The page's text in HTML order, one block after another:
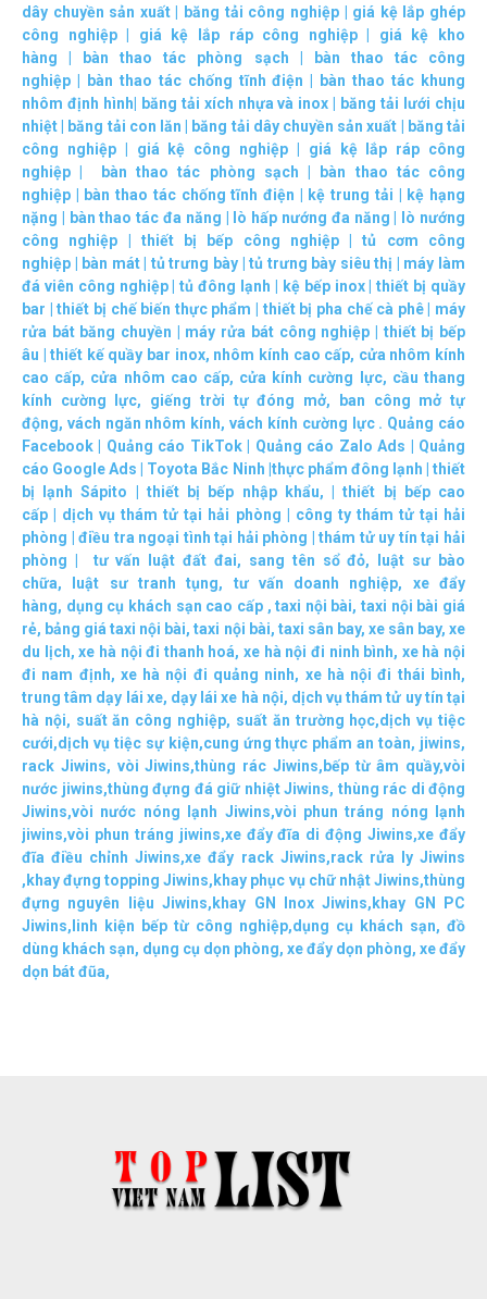
dây chuyền sản xuất| băng tải công nghiệp| giá kệ lắp ghép
công nghiệp| giá kệ lắp ráp công nghiệp| giá kệ kho
hàng
bàn thao tác phòng sạch
bàn thao tác công
nghiệp
bàn thao tác chống tĩnh điện
bàn thao tác khung
nhôm định hình
băng tải xích nhựa và inox
băng tải lưới chịu
nhiệt
băng tải con lăn băng tải dây chuyền sản xuất
băng tải
công nghiệp| giá kệ công nghiệp
giá kệ lắp ráp công
nghiệp
bàn thao tác phòng sạch
bàn thao tác công
nghiệp
bàn thao tác chống tĩnh điện kệ trung tải
kệ hạng
nặng
bàn thao tác đa năng lò hấp nướng đa năng
lò nướng
công nghiệp
thiết bị bếp công nghiệp|tủ cơm công
nghiệp
bàn mát| tủ trưng bày|tủ trưng bày siêu thị
máy làm
đá viên công nghiệp|tủ đông lạnh kệ bếp inox|thiết bị quầy
bar |thiết bị chế biến thực phẩm thiết bị pha chế cà phê| máy
rửa bát băng chuyền
máy rửa bát công nghiệp
thiết bị bếp
âu |thiết kế quầy bar inox, nhôm kính cao cấp, cửa nhôm kính
cao cấp, cửa nhôm cao cấp, cửa kính cường lực, cầu thang
kính cường lực, giếng trời tự đóng mở,
ban công mở tự
động, vách ngăn nhôm kính,vách kính cường lực. Quảng cáo
Facebook
Quảng cáo TikTok| Quảng cáo Zalo Ads
Quảng
cáo Google Ads
Toyota Bắc Ninh | thực phẩm đông lạnh |thiết
bị lạnh Sápito
thiết bị bếp nhập khẩu, |thiết bị bếp cao
cấp
dịch vụ thám tử tại hải phòng
công ty thám tử tại hải
phòng |điều tra ngoại tình tại hải phòng |thám tử uy tín tại hải
phòng
tư vấn luật đất đai, sang tên sổ đỏ,
luật sư bào
chữa, luật sư tranh tụng, tư vấn doanh nghiệp, xe đẩy
hàng, dụng cụ khách sạn cao cấp,taxi nội bài,taxi nội bài giá
rẻ, bảng giá taxi nội bài,taxi nội bài, taxi sân bay, xe sân bay,xe
du lịch,xe hà nội đi thanh hoá, xe hà nội đi ninh bình, xe hà nội
đi nam định, xe hà nội đi quảng ninh, xe hà nội đi thái bình,
trung tâm dạy lái xe, dạy lái xe hà nội, dịch vụ thám tử uy tín tại
hà nội, suất ăn công nghiệp, suất ăn trường học,dịch vụ tiệc
cưới,dịch vụ tiệc sự kiện,cung ứng thực phẩm an toàn, jiwins,
rack Jiwins, vòi Jiwins,thùng rác Jiwins,bếp từ âm quầy,vòi
nước jiwins,thùng đựng đá giữ nhiệt Jiwins, thùng rác di động
Jiwins,vòi nước nóng lạnh Jiwins,vòi phun tráng nóng lạnh
jiwins,vòi phun tráng jiwins,xe đẩy đĩa di động Jiwins,xe đẩy
đĩa điều chỉnh Jiwins,xe đẩy rack Jiwins,rack rửa ly Jiwins
, khay đựng topping Jiwins, khay phục vụ chữ nhật Jiwins,thùng
đựng nguyên liệu Jiwins, khay GN Inox Jiwins, khay GN PC
Jiwins, linh kiện bếp từ công nghiệp,dụng cụ khách sạn, đồ
dùng khách sạn, dụng cụ dọn phòng, xe đẩy dọn phòng, xe đẩy
dọn bát đũa,